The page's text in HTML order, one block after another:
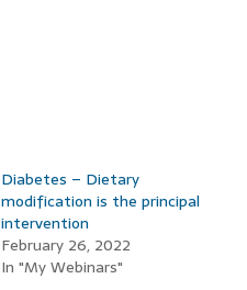
Diabetes – Dietary
modification is the principal
intervention
February 26, 2022
In "My Webinars"